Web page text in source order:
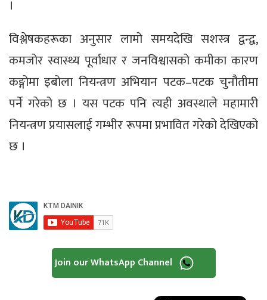
।
विश्लेषकहरूका अनुसार लामो समयदेखि सशस्त्र द्वन्द्व,
कमजोर स्वास्थ्य पूर्वाधार र जनविश्वासको कमीका कारण
कङ्गोमा इबोला नियन्त्रण अभियान पटक–पटक चुनौतीमा
पर्ने गरेको छ । यस पटक पनि त्यही अवस्थाले महामारी
नियन्त्रण प्रयासलाई गम्भीर रूपमा प्रभावित गरेको देखिएको
छ ।
Join our WhatsApp Channel